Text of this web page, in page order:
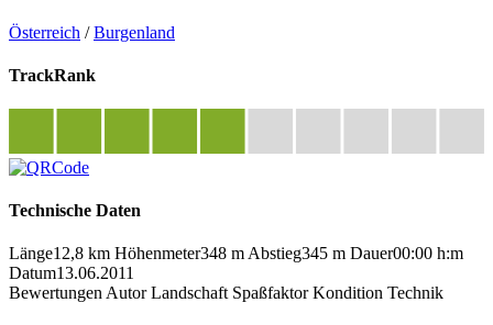
Österreich /Burgenland
TrackRank
Technische Daten
Länge12,8 km Höhenmeter348 m Abstieg345 m Dauer00:00 h:m
Datum13.06.2011
Bewertungen Autor Landschaft Spaßfaktor Kondition Technik